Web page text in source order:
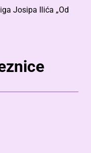
Josipa Ilića „Od